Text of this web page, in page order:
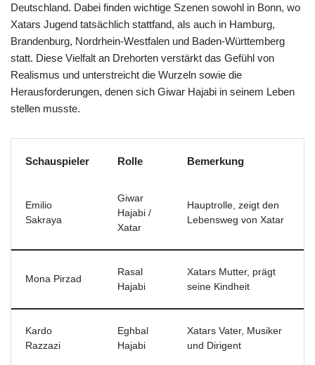
Deutschland. Dabei finden wichtige Szenen sowohl in Bonn, wo
Xatars Jugend tatsächlich stattfand, als auch in Hamburg,
Brandenburg, Nordrhein-Westfalen und Baden-Württemberg
statt. Diese Vielfalt an Drehorten verstärkt das Gefühl von
Realismus und unterstreicht die Wurzeln sowie die
Herausforderungen, denen sich Giwar Hajabi in seinem Leben
stellen musste.
Schauspieler Rolle Bemerkung
Emilio
Sakraya
Giwar
Hajabi /
Xatar
Hauptrolle, zeigt den
Lebensweg von Xatar
Mona Pirzad
Rasal
Hajabi
Xatars Mutter, prägt
seine Kindheit
Kardo
Razzazi
Eghbal
Hajabi
Xatars Vater, Musiker
und Dirigent